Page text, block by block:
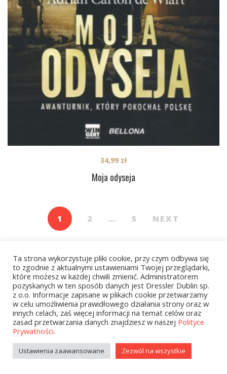
Moja odyseja
34,99 zł
1 2 … 5 NEXT
Kategorie
zobacz wszystkie
Kolekcje Biedronka
Ta strona wykorzystuje pliki cookie, przy czym odbywa się
to zgodnie z aktualnymi ustawieniami Twojej przeglądarki,
które możesz w każdej chwili zmienić. Administratorem
pozyskanych w ten sposób danych jest Dressler Dublin sp.
z o.o. Informacje zapisane w plikach cookie przetwarzamy
w celu umożliwienia prawidłowego działania strony oraz w
innych celach, zaś więcej informacji na temat celów oraz
zasad przetwarzania danych znajdziesz w naszej Polityce
Prywatności.
Ustawienia zaawansowane Zezwól na wszystkie